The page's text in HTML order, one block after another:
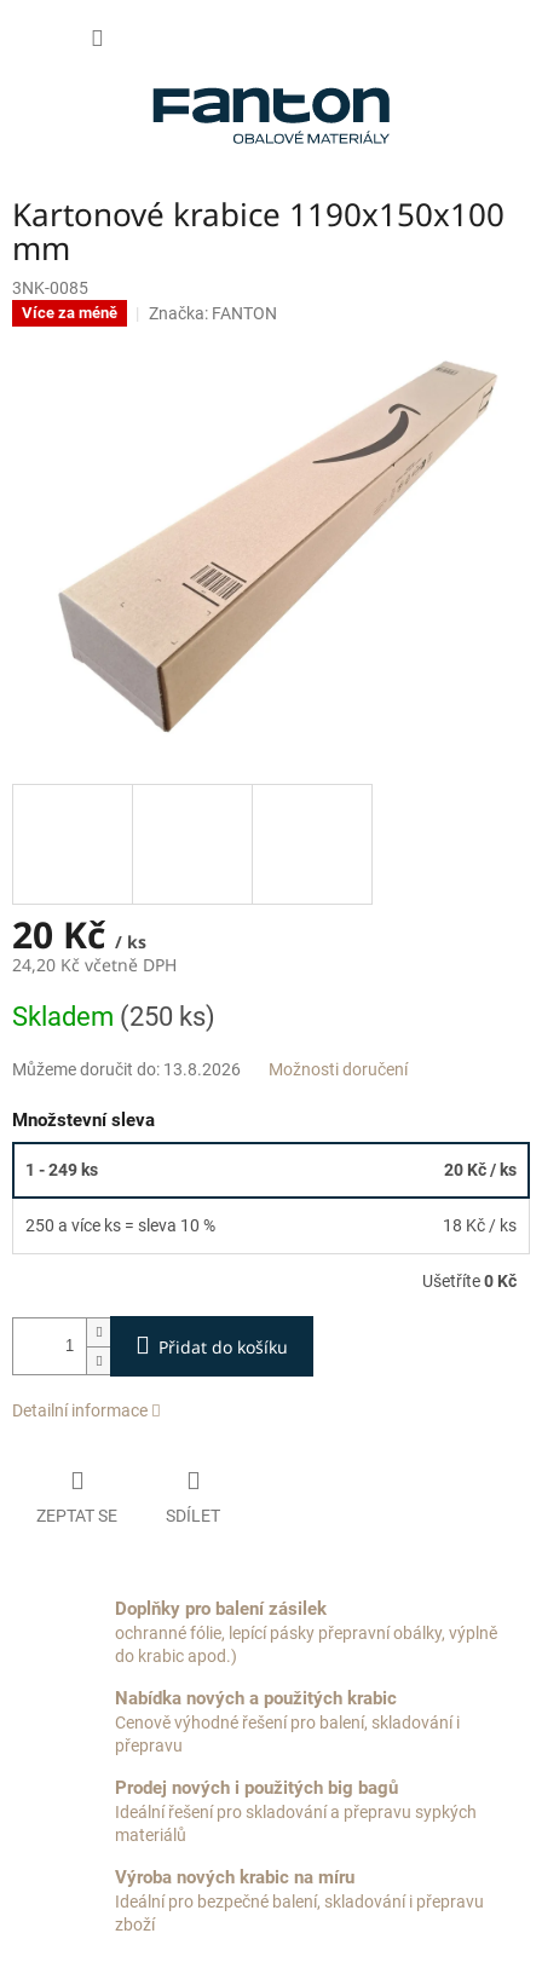
Kartonové krabice 1190x150x100
mm
3NK-0085
Více za méně Značka: FANTON
20 Kč / ks
24,20 Kč včetně DPH
cena:
Skladem (250 ks)
Můžeme doručit do: 13.8.2026 Možnosti doručení
Množstevní sleva
1 - 249 ks 20 Kč/ ks
250 a více ks = sleva 10 % 18 Kč / ks
Ušetříte0 Kč
Přidat do košíku
Detailní informace
ZEPTAT SE SDÍLET
Doplňky pro balení zásilek
ochranné fólie, lepící pásky přepravní obálky, výplně
do krabic apod.)
Nabídka nových a použitých krabic
Cenově výhodné řešení pro balení, skladování i
přepravu
Prodej nových i použitých big bagů
Ideální řešení pro skladování a přepravu sypkých
materiálů
Výroba nových krabic na míru
Ideální pro bezpečné balení, skladování i přepravu
zboží